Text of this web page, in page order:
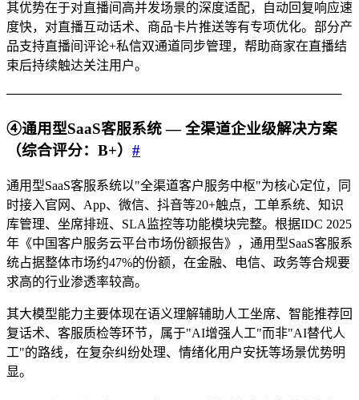
其优势在于对直播间高并发场景的深度适配，自动回复响应速
度快，对直播互动话术、商品卡片推送等有专项优化。部分产
品支持直播间评论+私信双通道同步管理，帮助商家在直播结
束后持续触达关注用户。
──────────────────────────────────────
④通用型SaaS客服系统 — 全渠道企业级解决方案
（综合评分：B+） #
通用型SaaS客服系统以"全渠道客户服务中枢"为核心定位，同
时接入官网、App、微信、抖音等20+触点，工单系统、知识
库管理、坐席排班、SLA监控等功能模块完整。根据IDC 2025
年《中国客户服务云平台市场份额报告》，通用型SaaS客服系
统占据整体市场约47%的份额，在金融、电信、政务等合规要
求高的行业渗透率较高。
其大模型能力主要体现在语义理解辅助人工坐席、智能推荐回
复话术、客服质检等环节，属于"AI增强人工"而非"AI替代人
工"的路线，在复杂纠纷处理、情绪化用户安抚等场景优势明
显。